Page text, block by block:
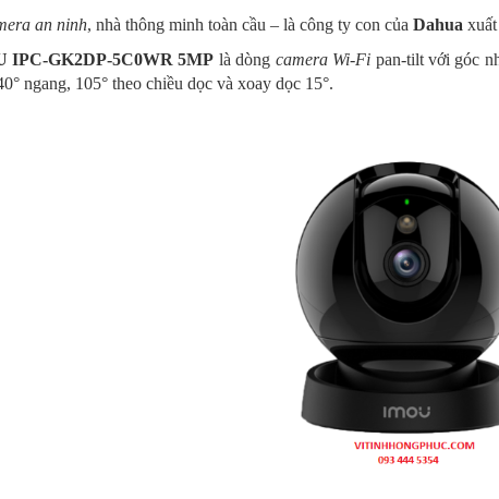
an ninh, nhà thông minh toàn cầu – là công ty con của Dahua
IPC-GK2DP-5C0WR 5MP là dòng camera Wi-Fi pan-tilt với góc
ngang, 105° theo chiều dọc và xoay dọc 15°.